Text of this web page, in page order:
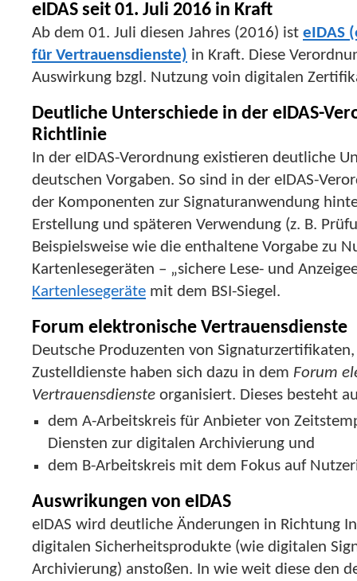
eIDAS seit 01. Juli 2016 in Kraft
Ab dem 01. Juli diesen Jahres (2016) ist eIDAS
für Vertrauensdienste) in Kraft. Diese
Auswirkung bzgl. Nutzung voin digitalen
Deutliche Unterschiede in der eIDAS-
Richtlinie
In der eIDAS-Verordnung existieren deutliche
deutschen Vorgaben. So sind in der eIDAS-
der Komponenten zur Signaturanwendung
Erstellung und späteren Verwendung (z. B.
Beispielsweise wie die enthaltene Vorgabe zu
Kartenlesegeräten – „sichere Lese- und
Kartenlesegeräte mit dem BSI-Siegel.
Forum elektronische Vertrauensdienste
Deutsche Produzenten von
Zustelldienste haben sich dazu in dem Forum
Vertrauensdienste organisiert. Dieses besteht
dem A-Arbeitskreis für Anbieter von
Diensten zur digitalen Archivierung und
dem B-Arbeitskreis mit dem Fokus auf
Auswrikungen von eIDAS
eIDAS wird deutliche Änderungen in Richtung
digitalen Sicherheitsprodukte (wie digitalen
Archivierung) anstoßen. In wie weit diese den